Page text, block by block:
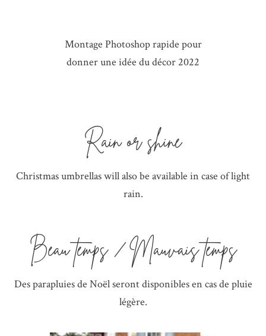
Montage Photoshop rapide pour
donner une idée du décor 2022
Rain or shine
Christmas umbrellas will also be available in case of light
rain.
Beau temps / Mauvais temps
Des parapluies de Noël seront disponibles en cas de pluie
légère.